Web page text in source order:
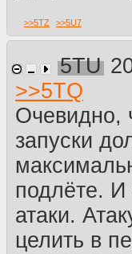
>>5TZ >>5U7
5TU
>>5TQ
Очевидно,
запуски
подлёте.
атаки.
целить в